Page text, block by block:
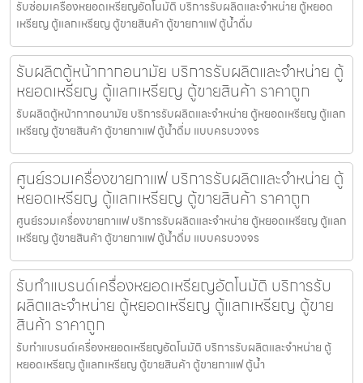
รับซ่อมเครื่องหยอดเหรียญ​อัตโนมัติ บริการรับผลิตและจำหน่าย ตู้หยอด
เหรียญ ตู้แลกเหรียญ ตู้ขายสินค้า ตู้ขายกาแฟ ตู้น้ำดื่ม
รับผลิตตู้หน้ากากอนามัย บริการรับผลิตและจำหน่าย ตู้
หยอดเหรียญ ตู้แลกเหรียญ ตู้ขายสินค้า ราคาถูก
รับผลิตตู้หน้ากากอนามัย บริการรับผลิตและจำหน่าย ตู้หยอดเหรียญ ตู้แลก
เหรียญ ตู้ขายสินค้า ตู้ขายกาแฟ ตู้น้ำดื่ม แบบครบวงจร
ศูนย์รวมเครื่องขายกาแฟ บริการรับผลิตและจำหน่าย ตู้
หยอดเหรียญ ตู้แลกเหรียญ ตู้ขายสินค้า ราคาถูก
ศูนย์รวมเครื่องขายกาแฟ บริการรับผลิตและจำหน่าย ตู้หยอดเหรียญ ตู้แลก
เหรียญ ตู้ขายสินค้า ตู้ขายกาแฟ ตู้น้ำดื่ม แบบครบวงจร
รับทำแบรนด์เครื่องหยอดเหรียญ​อัตโนมัติ บริการรับ
ผลิตและจำหน่าย ตู้หยอดเหรียญ ตู้แลกเหรียญ ตู้ขาย
สินค้า ราคาถูก
รับทำแบรนด์เครื่องหยอดเหรียญ​อัตโนมัติ บริการรับผลิตและจำหน่าย ตู้
หยอดเหรียญ ตู้แลกเหรียญ ตู้ขายสินค้า ตู้ขายกาแฟ ตู้น้ำ